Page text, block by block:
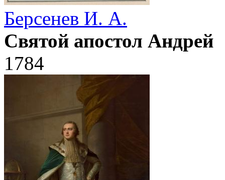
Берсенев И. А.
Святой апостол Андрей
1784